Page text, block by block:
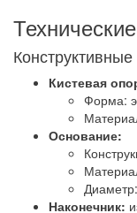
Кистевая
Форма:
Основание:
Наконечник: